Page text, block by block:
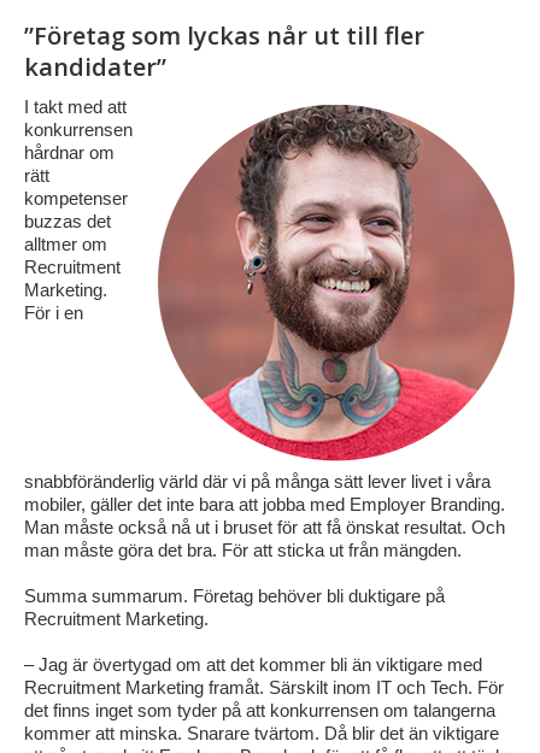
”Företag som lyckas når ut till fler
kandidater”
I takt med att
konkurrensen
hårdnar om
rätt
kompetenser
buzzas det
alltmer om
Recruitment
Marketing.
För i en
snabbföränderlig värld där vi på många sätt lever livet i våra
mobiler, gäller det inte bara att jobba med Employer Branding.
Man måste också nå ut i bruset för att få önskat resultat. Och
man måste göra det bra. För att sticka ut från mängden.
Summa summarum. Företag behöver bli duktigare på
Recruitment Marketing.
– Jag är övertygad om att det kommer bli än viktigare med
Recruitment Marketing framåt. Särskilt inom IT och Tech. För
det finns inget som tyder på att konkurrensen om talangerna
kommer att minska. Snarare tvärtom. Då blir det än viktigare